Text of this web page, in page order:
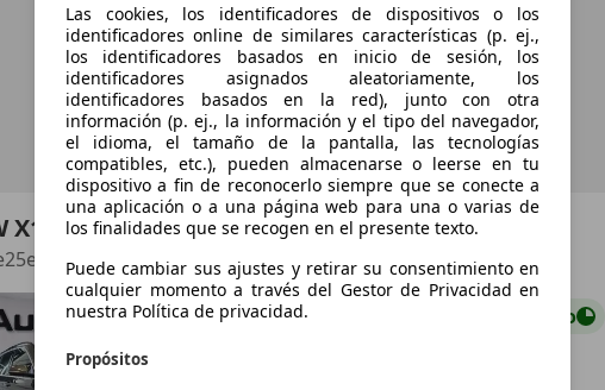
X1
XLine
€ 21.490 precio
Las cookies, los identificadores de dispositivos o los
identificadores online de similares características (p. ej.,
los identificadores basados en inicio de sesión, los
identificadores asignados aleatoriamente, los
identificadores basados en la red), junto con otra
información (p. ej., la información y el tipo del navegador,
el idioma, el tamaño de la pantalla, las tecnologías
compatibles, etc.), pueden almacenarse o leerse en tu
dispositivo a fin de reconocerlo siempre que se conecte a
una aplicación o a una página web para una o varias de
los finalidades que se recogen en el presente texto.
Puede cambiar sus ajustes y retirar su consentimiento en
cualquier momento a través del Gestor de Privacidad en
nuestra Política de privacidad.
Propósitos